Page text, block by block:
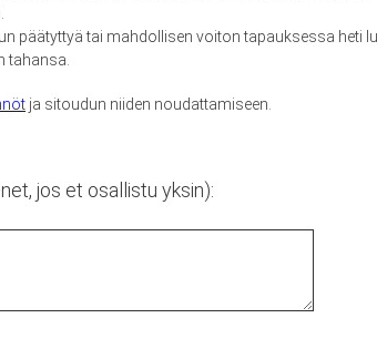
päätyttyä tai mahdollisen voiton tapauksessa heti
tahansa.
ja sitoudun niiden noudattamiseen.
jos et osallistu yksin):